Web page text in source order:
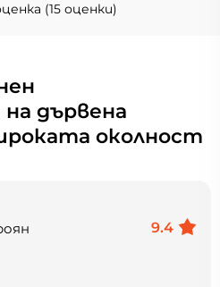
(15 оценки)
дървена
околност
9.4